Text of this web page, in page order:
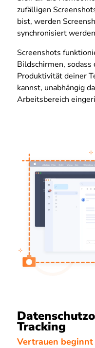
zufälligen
bist, werden
synchronisiert
Screenshots
Bildschirmen,
Produktivität deiner
kannst, unabhängig
Arbeitsbereich
Tracking
Vertrauen